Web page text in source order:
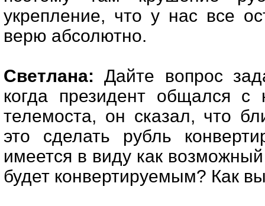
укрепление, что у нас все
верю абсолютно.
Светлана: Дайте вопрос
когда президент общался с
телемоста, он сказал, что
это сделать рубль
имеется в виду как
будет конвертируемым? Как